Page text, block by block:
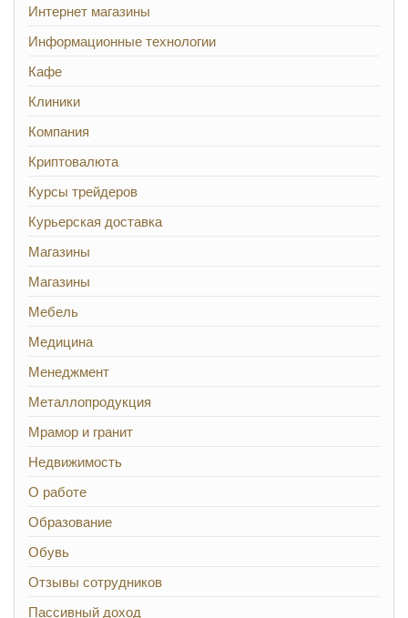
Интернет магазины
Информационные технологии
Кафе
Клиники
Компания
Криптовалюта
Курсы трейдеров
Курьерская доставка
Магазины
Магазины
Мебель
Медицина
Менеджмент
Металлопродукция
Мрамор и гранит
Недвижимость
О работе
Образование
Обувь
Отзывы сотрудников
Пассивный доход